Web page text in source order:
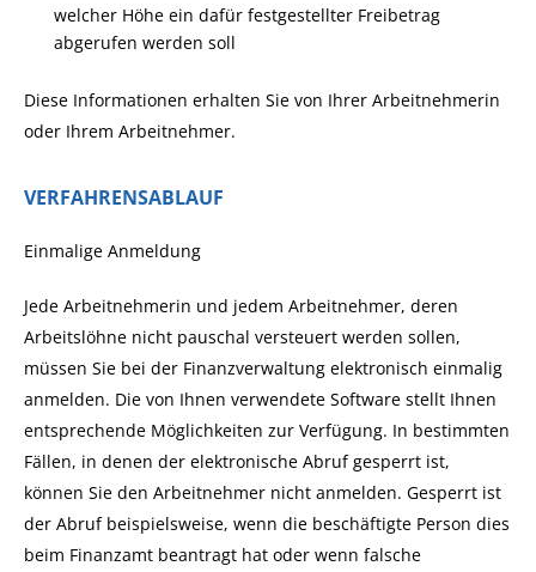
welcher Höhe ein dafür festgestellter Freibetrag
abgerufen werden soll
Diese Informationen erhalten Sie von Ihrer Arbeitnehmerin
oder Ihrem Arbeitnehmer.
VERFAHRENSABLAUF
Einmalige Anmeldung
Jede Arbeitnehmerin und jedem Arbeitnehmer, deren
Arbeitslöhne nicht pauschal versteuert werden sollen,
müssen Sie bei der Finanzverwaltung elektronisch einmalig
anmelden. Die von Ihnen verwendete Software stellt Ihnen
entsprechende Möglichkeiten zur Verfügung. In bestimmten
Fällen, in denen der elektronische Abruf gesperrt ist,
können Sie den Arbeitnehmer nicht anmelden. Gesperrt ist
der Abruf beispielsweise, wenn die beschäftigte Person dies
beim Finanzamt beantragt hat oder wenn falsche